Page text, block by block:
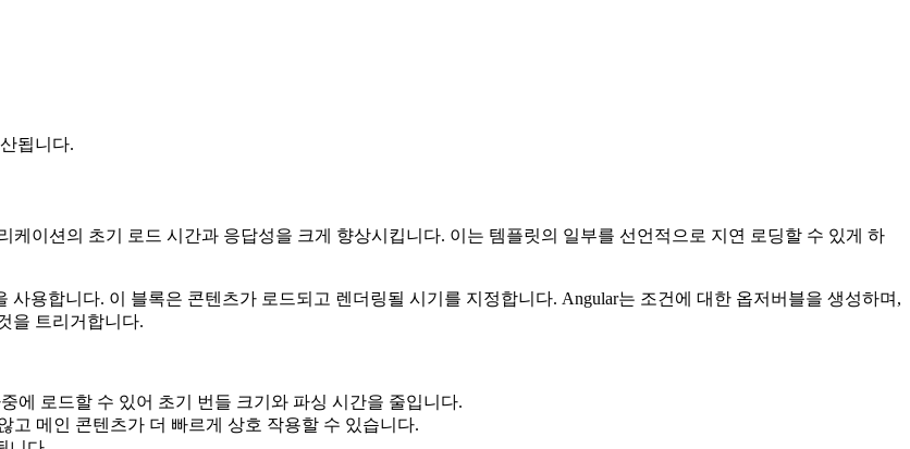
됩니다.
케이션의 초기 로드 시간과 응답성을 크게 향상시킵니다. 이는 템플릿의 일부를 선언적으로 지연 로딩할 수 있게 하
사용합니다. 이 블록은 콘텐츠가 로드되고 렌더링될 시기를 지정합니다. Angular는 조건에 대한 옵저버블을 생성하며,
을 트리거합니다.
에 로드할 수 있어 초기 번들 크기와 파싱 시간을 줄입니다.
고 메인 콘텐츠가 더 빠르게 상호 작용할 수 있습니다.